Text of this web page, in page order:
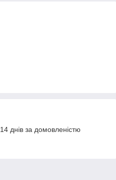
днів за домовленістю